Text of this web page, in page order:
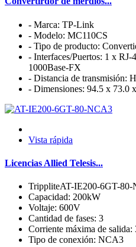
- Marca: TP-Link
- Modelo: MC110CS
- Tipo de producto:
- Interfaces/Puertos: 1 x
1000Base-FX
- Distancia de transmisión:
- Dimensiones: 94.5 x 73.0
Vista rápida
Licencias Allied Telesis...
TrippliteAT-IE200-6GT-
Capacidad: 200kW
Voltaje: 600V
Cantidad de fases: 3
Corriente máxima de salida:
Tipo de conexión: NCA3